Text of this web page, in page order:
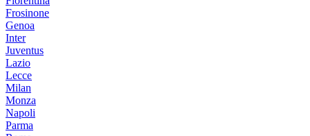
Frosinone
Genoa
Inter
Juventus
Lazio
Lecce
Milan
Monza
Napoli
Parma